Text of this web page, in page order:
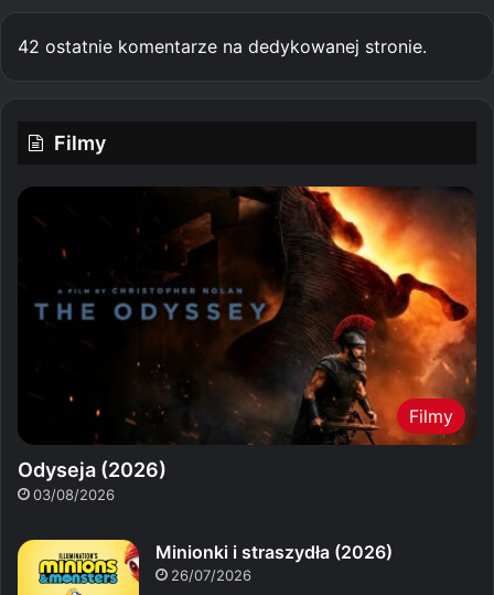
42 ostatnie komentarze na dedykowanej stronie.
Filmy
Filmy
Odyseja (2026)
03/08/2026
Minionki i straszydła (2026)
26/07/2026